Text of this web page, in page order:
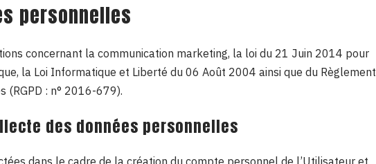
personnelles
concernant la communication marketing, la loi du 21 Juin 2014 pour
la Loi Informatique et Liberté du 06 Août 2004 ainsi que du Règlement
(RGPD : n° 2016-679).
des données personnelles
dans le cadre de la création du compte personnel de l’Utilisateur et